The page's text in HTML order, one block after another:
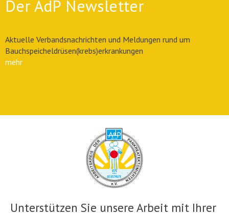
Der AdP Newsletter
Aktuelle Verbandsnachrichten und Meldungen rund um
Bauchspeicheldrüsen(krebs)erkrankungen
mehr
Unterstützen Sie unsere Arbeit mit Ihrer